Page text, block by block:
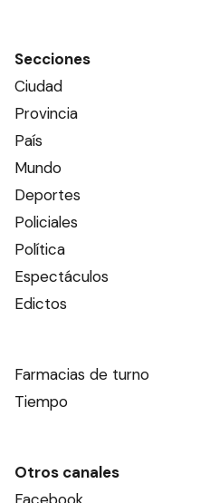
Secciones
Ciudad
Provincia
País
Mundo
Deportes
Policiales
Política
Espectáculos
Edictos
Farmacias de turno
Tiempo
Otros canales